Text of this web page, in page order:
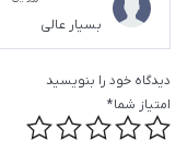
بسیار عالی
دیدگاه خود را بنویسید
امتیاز شما*